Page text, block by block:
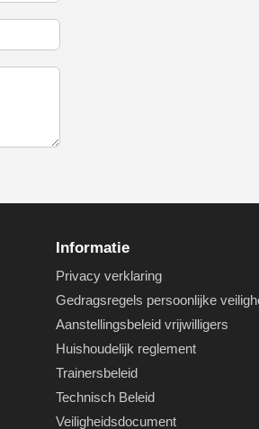
Informatie
Privacy verklaring
Gedragsregels persoonlijke
Aanstellingsbeleid vrijwilligers
Huishoudelijk reglement
Trainersbeleid
Technisch Beleid
Veiligheidsdocument